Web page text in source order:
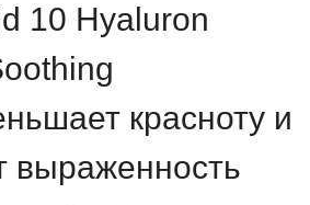
10 Hyaluron
красноту и
выраженность